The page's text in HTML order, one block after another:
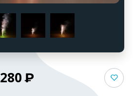
280